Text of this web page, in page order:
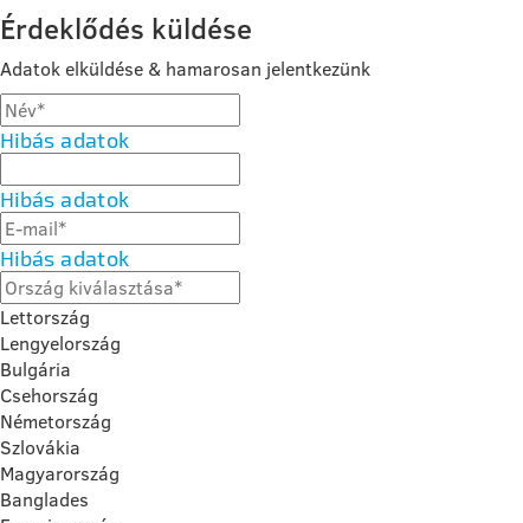
Érdeklődés küldése
Adatok elküldése & hamarosan jelentkezünk
Hibás adatok
Hibás adatok
Hibás adatok
Lettország
Lengyelország
Bulgária
Csehország
Németország
Szlovákia
Magyarország
Banglades